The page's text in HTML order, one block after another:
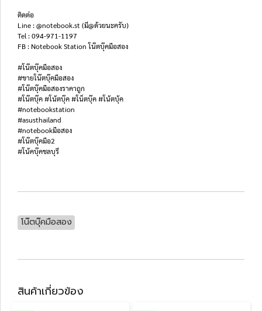
ติดต่อ
Line : @notebook.st (มี@ด้วยนะครับ)
Tel : 094-971-1197
FB : Notebook Station โน๊ตบุ๊คมือสอง
#โน๊ตบุ๊คมือสอง
#ขายโน๊ตบุ๊คมือสอง
#โน๊ตบุ๊คมือสองราคาถูก
#โน๊ตบุ๊ค #โน้ตบุ๊ค #โน็ตบุ๊ค #โน้ตบุ้ค
#notebookstation
#asusthailand
#notebookมือสอง
#โน๊ตบุ๊คมือ2
#โน้คบุ๊คชลบุรี
โน๊ตบุ๊คมือสอง
สินค้าเกี่ยวข้อง